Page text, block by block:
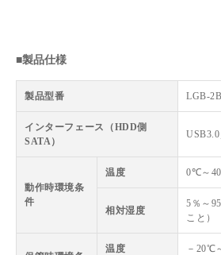
■製品仕様
製品型番 LGB-
インターフェース（HDD側
SATA）
動作時環境条
件
温度 0℃～
相対湿度
5％～
こと）
温度 －20℃